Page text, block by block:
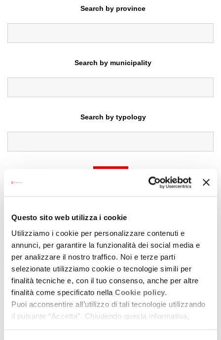
Questo sito web utilizza i cookie
Utilizziamo i cookie per personalizzare contenuti e
annunci, per garantire la funzionalità dei social media e
per analizzare il nostro traffico. Noi e terze parti
selezionate utilizziamo cookie o tecnologie simili per
finalità tecniche e, con il tuo consenso, anche per altre
finalità come specificato nella Cookie policy.
Puoi acconsentire all’utilizzo di tali tecnologie utilizzando
il pulsante “Accetta”. Chiudendo questa informativa,
Search by province
Search by municipality
Search by typology